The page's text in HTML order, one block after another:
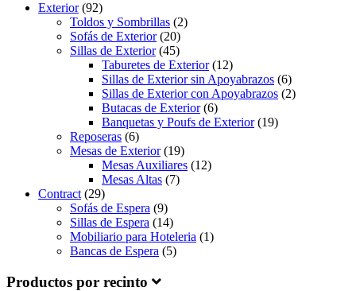
Exterior(92)
Toldos y Sombrillas (2)
Sofás de Exterior(20)
Sillas de Exterior(45)
Taburetes de Exterior(12)
Sillas de Exterior sin Apoyabrazos (6)
Sillas de Exterior con Apoyabrazos (2)
Butacas de Exterior(6)
Banquetas y Poufs de Exterior(19)
Reposeras (6)
Mesas de Exterior(19)
Mesas Auxiliares (12)
Mesas Altas (7)
Contract (29)
Sofás de Espera (9)
Sillas de Espera (14)
Mobiliario para Hoteleria (1)
Bancas de Espera (5)
Productos por recinto